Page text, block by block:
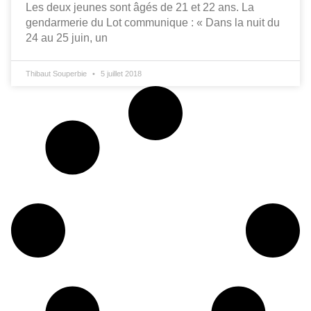
Les deux jeunes sont âgés de 21 et 22 ans. La
gendarmerie du Lot communique : « Dans la nuit du
24 au 25 juin, un
Thibaut Souperbie 5 juillet 2018